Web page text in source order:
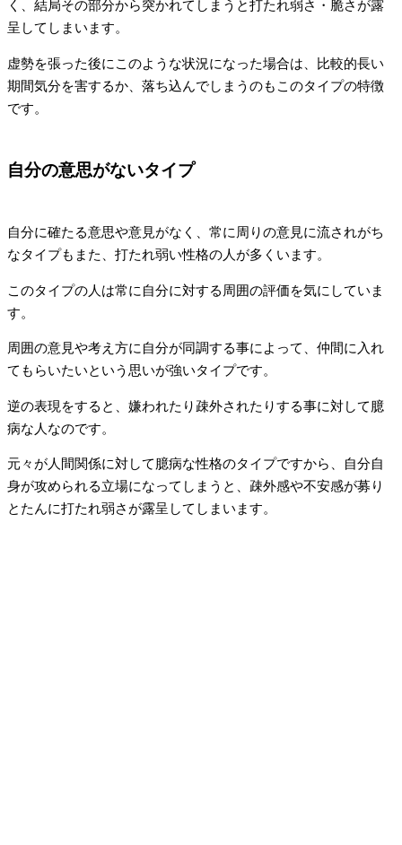
く、結局その部分から突かれてしまうと打たれ弱さ・脆さが露
呈してしまいます。
虚勢を張った後にこのような状況になった場合は、比較的長い
期間気分を害するか、落ち込んでしまうのもこのタイプの特徴
です。
自分の意思がないタイプ
自分に確たる意思や意見がなく、常に周りの意見に流されがち
なタイプもまた、打たれ弱い性格の人が多くいます。
このタイプの人は常に自分に対する周囲の評価を気にしていま
す。
周囲の意見や考え方に自分が同調する事によって、仲間に入れ
てもらいたいという思いが強いタイプです。
逆の表現をすると、嫌われたり疎外されたりする事に対して臆
病な人なのです。
元々が人間関係に対して臆病な性格のタイプですから、自分自
身が攻められる立場になってしまうと、疎外感や不安感が募り
とたんに打たれ弱さが露呈してしまいます。